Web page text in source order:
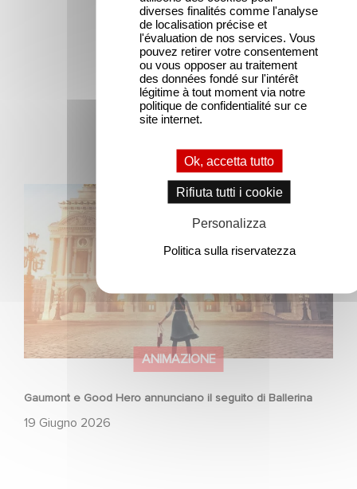
Ultime notizie
ANIMAZIONE
Gaumont e Good Hero annunciano il seguito di Ballerina
19 Giugno 2026
Gaumont e Good Hero annunciano il seguito di Ballerina
diverses finalités comme l'analyse
de localisation précise et
l'évaluation de nos services. Vous
pouvez retirer votre consentement
ou vous opposer au traitement
des données fondé sur l'intérêt
légitime à tout moment via notre
politique de confidentialité sur ce
site internet.
Ok, accetta tutto
Rifiuta tutti i cookie
Personalizza
Politica sulla riservatezza